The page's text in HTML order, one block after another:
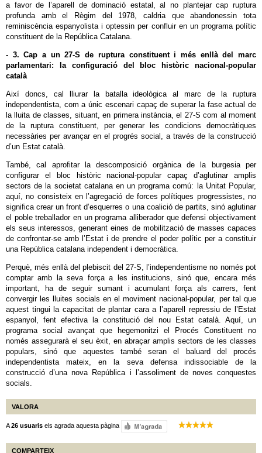
a favor de l’aparell de dominació estatal, al no plantejar cap ruptura
profunda amb el Règim del 1978, caldria que abandonessin tota
reminiscència espanyolista i optessin per confluir en un programa polític
constituent de la República Catalana.
- 3. Cap a un 27-S de ruptura constituent i més enllà del marc
parlamentari: la configuració del bloc històric nacional-popular
català
Així doncs, cal lliurar la batalla ideològica al marc de la ruptura
independentista, com a únic escenari capaç de superar la fase actual de
la lluita de classes, situant, en primera instància, el 27-S com al moment
de la ruptura constituent, per generar les condicions democràtiques
necessàries per avançar en el progrés social, a través de la construcció
d’un Estat català.
També, cal aprofitar la descomposició orgànica de la burgesia per
configurar el bloc històric nacional-popular capaç d’aglutinar amplis
sectors de la societat catalana en un programa comú: la Unitat Popular,
aquí, no consisteix en l’agregació de forces polítiques progressistes, no
significa crear un front d’esquerres o una coalició de partits, sinó aglutinar
el poble treballador en un programa alliberador que defensi objectivament
els seus interessos, generant eines de mobilització de masses capaces
de confrontar-se amb l’Estat i de prendre el poder polític per a constituir
una República catalana independent i democràtica.
Perquè, més enllà del plebiscit del 27-S, l’independentisme no només pot
comptar amb la seva força a les institucions, sinó que, encara més
important, ha de seguir sumant i acumulant força als carrers, fent
convergir les lluites socials en el moviment nacional-popular, per tal que
aquest tingui la capacitat de plantar cara a l’aparell repressiu de l’Estat
espanyol, fent efectiva la constitució del nou Estat català. Aquí, un
programa social avançat que hegemonitzi el Procés Constituent no
només assegurarà el seu èxit, en abraçar amplis sectors de les classes
populars, sinó que aquestes també seran el baluard del procés
independentista mateix, en la seva defensa indissociable de la
construcció d’una nova República i l’assoliment de noves conquestes
socials.
VALORA
A26 usuaris els agrada aquesta pàgina
COMPARTEIX